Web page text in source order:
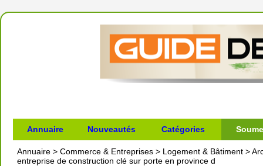
Annuaire Nouveautés Catégories
Annuaire > Commerce & Entreprises > Logement & Bâtiment >
entreprise de construction clé sur porte en province d